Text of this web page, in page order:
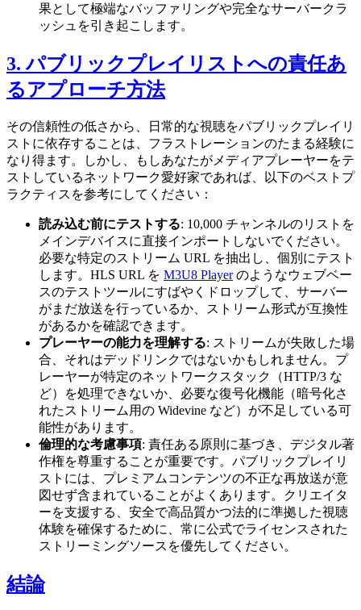
果として極端なバッファリングや完全なサーバークラ
ッシュを引き起こします。
3. パブリックプレイリストへの責任あ
るアプローチ方法
その信頼性の低さから、日常的な視聴をパブリックプレイリ
ストに依存することは、フラストレーションのたまる経験に
なり得ます。しかし、もしあなたがメディアプレーヤーをテ
ストしているネットワーク愛好家であれば、以下のベストプ
ラクティスを参考にしてください：
読み込む前にテストする: 10,000 チャンネルのリストを
メインデバイスに直接インポートしないでください。
必要な特定のストリーム URL を抽出し、個別にテスト
します。HLS URL を M3U8 Playerのようなウェブベー
スのテストツールにすばやくドロップして、サーバー
がまだ放送を行っているか、ストリーム形式が互換性
があるかを確認できます。
プレーヤーの能力を理解する: ストリームが失敗した場
合、それはデッドリンクではないかもしれません。プ
レーヤーが特定のネットワークスタック（HTTP/3 な
ど）を処理できないか、必要な復号化機能（暗号化さ
れたストリーム用の Widevine など）が不足している可
能性があります。
倫理的な考慮事項: 責任ある原則に基づき、デジタル著
作権を尊重することが重要です。パブリックプレイリ
ストには、プレミアムコンテンツの不正な再放送が意
図せず含まれていることがよくあります。クリエイタ
ーを支援する、安全で高品質かつ法的に準拠した視聴
体験を確保するために、常に公式でライセンスされた
ストリーミングソースを優先してください。
結論